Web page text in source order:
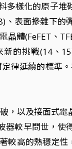
樣化的原子
表面摻雜下
體(FeFET、
的挑戰(14、
律延續的標
，以及接面式
較早問世，
較高的熱穩定